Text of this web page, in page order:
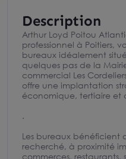
Description
Arthur Loyd Poitou
professionnel à Poitiers,
bureaux idéalement
quelques pas de la
commercial Les
offre une implantation
économique, tertiaire et
.
Les bureaux bénéficient
recherché, à proximité
commerces, restaurants,